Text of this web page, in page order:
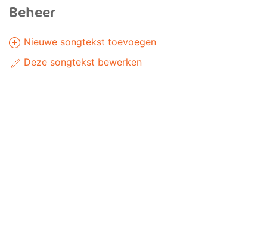
Beheer
Nieuwe songtekst toevoegen
Deze songtekst bewerken